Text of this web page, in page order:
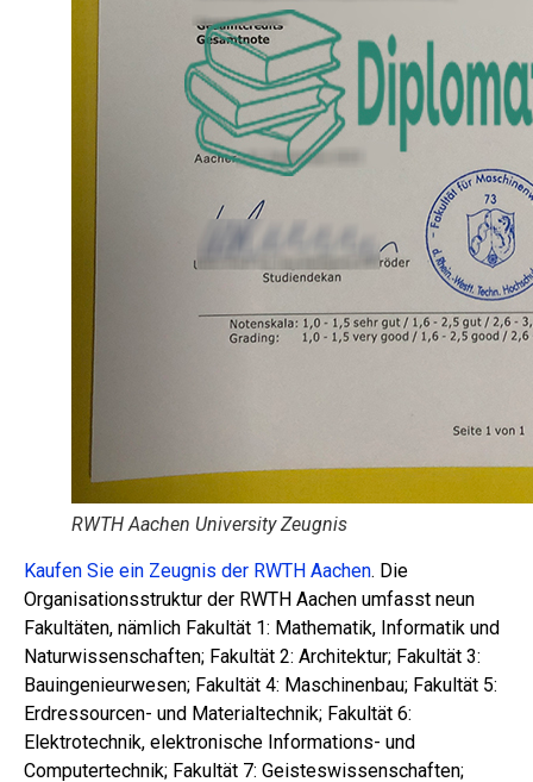
RWTH Aachen University Zeugnis
Kaufen Sie ein Zeugnis der RWTH Aachen. Die
Organisationsstruktur der RWTH Aachen umfasst neun
Fakultäten, nämlich Fakultät 1: Mathematik, Informatik und
Naturwissenschaften; Fakultät 2: Architektur; Fakultät 3:
Bauingenieurwesen; Fakultät 4: Maschinenbau; Fakultät 5:
Erdressourcen- und Materialtechnik; Fakultät 6:
Elektrotechnik, elektronische Informations- und
Computertechnik; Fakultät 7: Geisteswissenschaften;